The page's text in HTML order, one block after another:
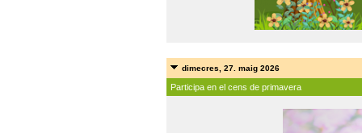
dimecres, 27. maig 2026
Participa en el cens de primavera